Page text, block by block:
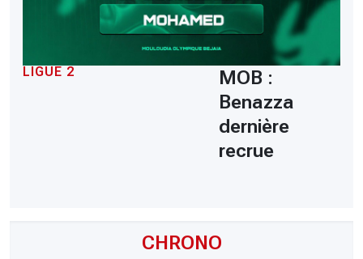
CHRONO
LIGUE 2
MOB :
Benazza
dernière
recrue